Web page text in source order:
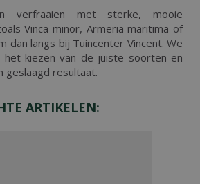
verfraaien met sterke, mooie
Vinca minor, Armeria maritima of
dan langs bij Tuincenter Vincent. We
het kiezen van de juiste soorten en
geslaagd resultaat.
ARTIKELEN: